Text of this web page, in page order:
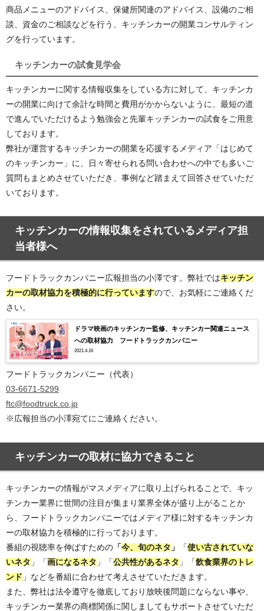
商品メニューのアドバイス、保健所関連のアドバイス、設備のご相
談、資金のご相談などを行う、キッチンカーの開業コンサルティン
グを行っています。
キッチンカーの試食見学会
キッチンカーに関する情報収集をしている方に対して、キッチンカ
ーの開業に向けて余計な時間と費用がかからないように、最短の道
で進んでいただけるよう勉強会と先輩キッチンカーの試食をご用意
しております。
弊社が運営するキッチンカーの開業を応援するメディア「はじめて
のキッチンカー」に、日々寄せられる問い合わせへの中でも多いご
質問もまとめさせていただき、事例など踏まえて回答させていただ
いております。
キッチンカーの情報収集をされているメディア担
当者様へ
フードトラックカンパニー広報担当の小澤です。弊社ではキッチン
カーの取材協力を積極的に行っていますので、お気軽にご連絡くだ
さい。
ドラマ映画のキッチンカー監修、キッチンカー関連ニュース
への取材協力 フードトラックカンパニー
2021.4.16
フードトラックカンパニー（代表）
03-6671-5299
ftc@foodtruck.co.jp
※広報担当の小澤宛てにご連絡ください。
キッチンカーの取材に協力できること
キッチンカーの情報がマスメディアに取り上げられることで、キッ
チンカー業界に世間の注目が集まり業界全体が盛り上がることか
ら、フードトラックカンパニーではメディア様に対するキッチンカ
ーの取材協力を積極的に行っております。
番組の視聴率を伸ばすための 「今、旬のネタ 」 「使い古されていな
いネタ 」「画になるネタ 」「公共性があるネタ 」「飲食業界のトレ
ンド 」などを番組に合わせて考えさせていただきます。
また、弊社は法令遵守を徹底しており放映後問題にならない事や、
キッチンカー業界の商標関係に関しましてもサポートさせていただ